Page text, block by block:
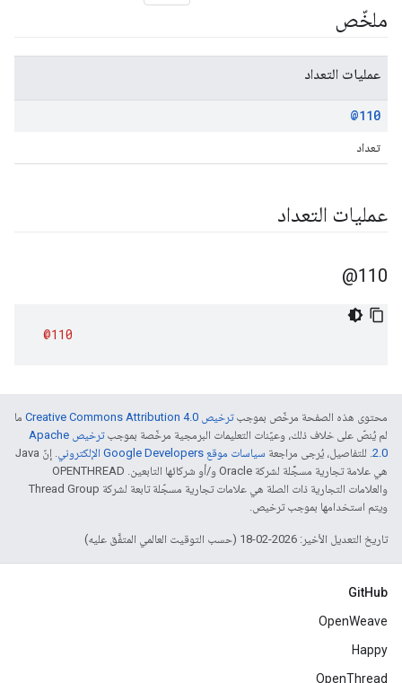
ملخّص
عمليات التعداد
@110
تعداد
عمليات التعداد
110@
@110
محتوى هذه الصفحة مرخّص بموجبترخيص Creative Commons Attribution 4.0‏
ما
لم يُنصّ على خلاف ذلك، وعيّنات التعليمات البرمجية مرخّصة بموجب
ترخيص Apache
2.0‏. للتفاصيل، يُرجى مراجعة سياسات موقع Google Developers الإلكتروني
. إنّ Java
هي علامة تجارية مسجَّلة لشركة Oracle و/أو شركائها التابعين. ‫OPENTHREAD
والعلامات التجارية ذات الصلة هي علامات تجارية مسجّلة تابعة لشركة Thread Group
ويتم استخدامها بموجب ترخيص.
تاريخ التعديل الأخير: 2026-02-18 (حسب التوقيت العالمي المتفَّق عليه)
GitHub
OpenWeave
Happy
OpenThread